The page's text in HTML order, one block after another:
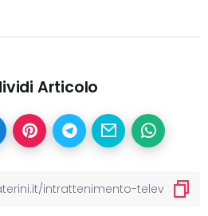
Articolo